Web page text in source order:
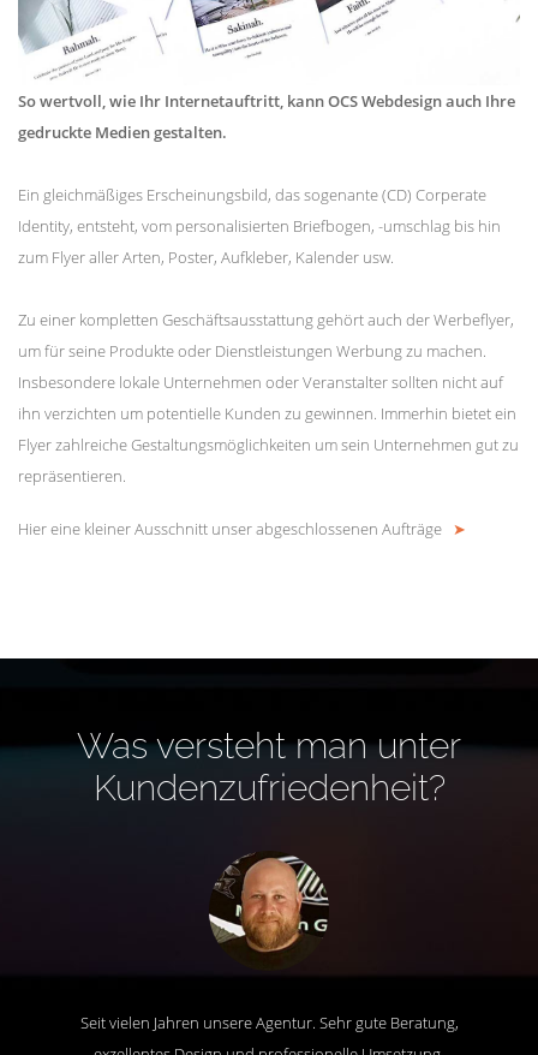
So wertvoll, wie Ihr Internetauftritt, kann OCS Webdesign auch Ihre
gedruckte Medien gestalten.
Ein gleichmäßiges Erscheinungsbild, das sogenante (CD) Corperate
Identity, entsteht, vom personalisierten Briefbogen, -umschlag bis hin
zum Flyer aller Arten, Poster, Aufkleber, Kalender usw.
Zu einer kompletten Geschäftsausstattung gehört auch der Werbeflyer,
um für seine Produkte oder Dienstleistungen Werbung zu machen.
Insbesondere lokale Unternehmen oder Veranstalter sollten nicht auf
ihn verzichten um potentielle Kunden zu gewinnen. Immerhin bietet ein
Flyer zahlreiche Gestaltungsmöglichkeiten um sein Unternehmen gut zu
repräsentieren.
Hier eine kleiner Ausschnitt unser abgeschlossenen Aufträge ➤
Was versteht man unter
Kundenzufriedenheit?
Seit vielen Jahren unsere Agentur. Sehr gute Beratung,